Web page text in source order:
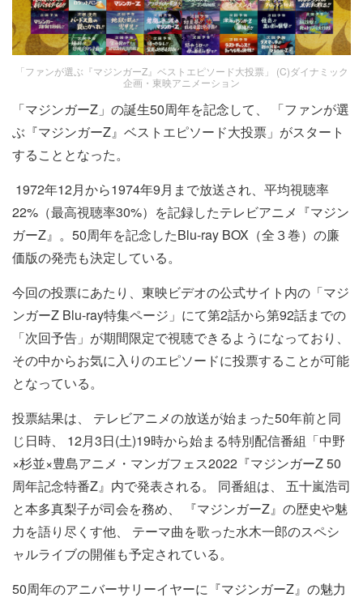
「ファンが選ぶ『マジンガーZ』ベストエピソード大投票」 (C)︎ダイナミック
企画・東映アニメーション
「マジンガーZ」の誕生50周年を記念して、 「ファンが選
ぶ『マジンガーZ』ベストエピソード大投票」がスタート
することとなった。
1972年12月から1974年9月まで放送され、平均視聴率
22%（最高視聴率30%）を記録したテレビアニメ『マジン
ガーZ』。50周年を記念したBlu-ray BOX（全３巻）の廉
価版の発売も決定している。
今回の投票にあたり、東映ビデオの公式サイト内の「マジ
ンガーZ Blu-ray特集ページ」にて第2話から第92話までの
「次回予告」が期間限定で視聴できるようになっており、
その中からお気に入りのエピソードに投票することが可能
となっている。
投票結果は、 テレビアニメの放送が始まった50年前と同
じ日時、 12月3日(土)19時から始まる特別配信番組「中野
×杉並×豊島アニメ・マンガフェス2022『マジンガーZ 50
周年記念特番Z』内で発表される。 同番組は、 五十嵐浩司
と本多真梨子が司会を務め、 『マジンガーZ』の歴史や魅
力を語り尽くす他、 テーマ曲を歌った水木一郎のスペシ
ャルライブの開催も予定されている。
50周年のアニバーサリーイヤーに『マジンガーZ』の魅力